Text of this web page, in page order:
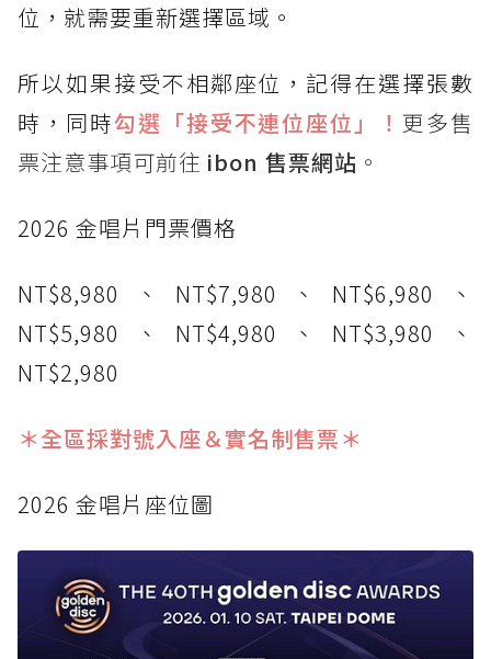
位，就需要重新選擇區域。
所以如果接受不相鄰座位，記得在選擇張數
時，同時勾選「接受不連位座位」！更多售
票注意事項可前往 ibon 售票網站 。
2026 金唱片門票價格
NT$8,980、NT$7,980、NT$6,980、
NT$5,980、NT$4,980、NT$3,980、
NT$2,980
＊全區採對號入座＆實名制售票＊
2026 金唱片座位圖